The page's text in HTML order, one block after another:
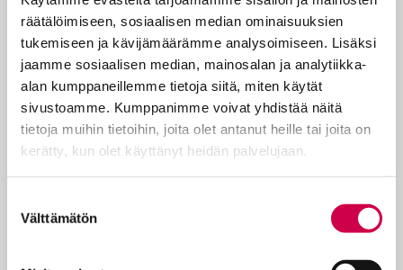
räätälöimiseen, sosiaalisen median ominaisuuksien
tukemiseen ja kävijämäärämme analysoimiseen. Lisäksi
jaamme sosiaalisen median, mainosalan ja analytiikka-
alan kumppaneillemme tietoja siitä, miten käytät
sivustoamme. Kumppanimme voivat yhdistää näitä
tietoja muihin tietoihin, joita olet antanut heille tai joita on
kerätty, kun olet käyttänyt heidän palvelujaan.
valinta
Välttämätön
Klassinen satiiri kohdistuu yhtäältä
kirkollisen eliitin kaksinaismoraaliin ja
toisaalta rahvaan hölmöinä esitettyihin
tapoihin tai taikauskoon. Lehtola ja
Siltamäki vinoilevat murrosikäiselle
uskonnollisuudelle, joka sanoo tuhman
sanan, ei laita paitaa housuun ja on skibidi,
legit eikä yhtään sus. Etäämmältä
säälittävältä ja se herättää ansaittua